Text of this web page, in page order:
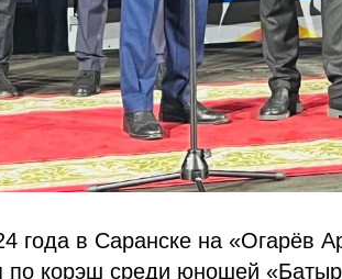
года в Саранске на «Огарёв
по корэш среди юношей